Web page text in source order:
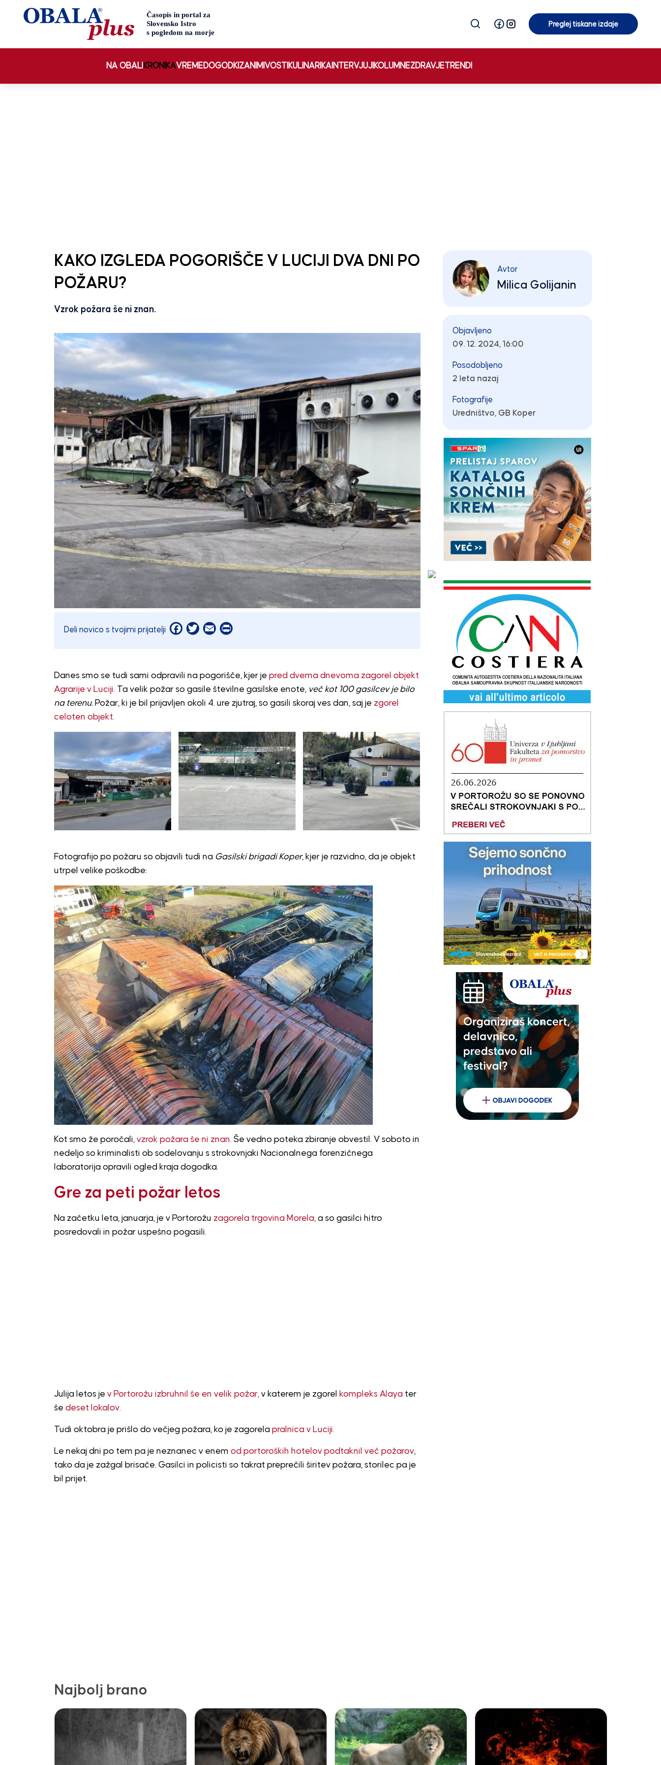
Preglej tiskane izdaje
NA OBALI KRONIKAVREMEDOGODKIZANIMIVOSTI KULINARIKA INTERVJUJI KOLUMNEZDRAVJETRENDI
KAKO IZGLEDA POGORIŠČE V LUCIJI DVA DNI PO
POŽARU?
Vzrok požara še ni znan.
Deli novico s tvojimi prijatelji Facebook
Twitter
EmailPrint
Danes smo se tudi sami odpravili na pogorišče, kjer je pred dvema dnevoma zagorel objekt
Agrarije v Luciji. Ta velik požar so gasile številne gasilske enote, več kot 100 gasilcev je bilo
na terenu.Požar, ki je bil prijavljen okoli 4. ure zjutraj, so gasili skoraj ves dan, saj je zgorel
celoten objekt.
Fotografijo po požaru so objavili tudi na Gasilski brigadi Koper, kjer je razvidno, da je objekt
utrpel velike poškodbe:
Kot smo že poročali,vzrok požara še ni znan. Še vedno poteka zbiranje obvestil. V soboto in
nedeljo so kriminalisti ob sodelovanju s strokovnjaki Nacionalnega forenzičnega
laboratorija opravili ogled kraja dogodka.
Gre za peti požar letos
Na začetku leta, januarja, je v Portorožu zagorela trgovina Morela,a so gasilci hitro
posredovali in požar uspešno pogasili.
Julija letos je v Portorožu izbruhnil še en velik požar,v katerem je zgorel kompleks Alayater
še deset lokalov.
Tudi oktobra je prišlo do večjeg požara, ko je zagorela pralnica v Luciji.
Le nekaj dni po tem pa je neznanec v enem od portoroških hotelov podtaknil več požarov,
tako da je zažgal brisače. Gasilci in policisti so takrat preprečili širitev požara, storilec pa je
bil prijet.
Avtor
Milica Golijanin
Objavljeno
09. 12. 2024, 16:00
Posodobljeno
2 leta nazaj
Fotografije
Uredništvo, GB Koper
Najbolj brano